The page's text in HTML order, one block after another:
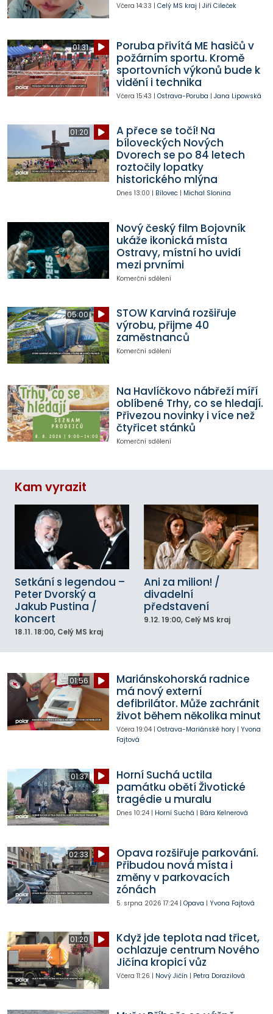
Včera 14:33 | Celý MS kraj | Jiří Cileček
01:31
Poruba přivítá ME hasičů v
požárním sportu. Kromě
sportovních výkonů bude k
vidění i technika
Včera 15:43 | Ostrava-Poruba | Jana Lipowská
01:20
A přece se točí! Na
bíloveckých Nových
Dvorech se po 84 letech
roztočily lopatky
historického mlýna
Dnes 13:00 | Bílovec| Michal Slonina
Nový český film Bojovník
ukáže ikonická místa
Ostravy, místní ho uvidí
mezi prvními
Komerční sdělení
05:00
STOW Karviná rozšiřuje
výrobu, přijme 40
zaměstnanců
Komerční sdělení
Na Havlíčkovo nábřeží míří
oblíbené Trhy, co se hledají.
Přivezou novinky i více než
čtyřicet stánků
Komerční sdělení
Kam vyrazit
Setkání s legendou –
Peter Dvorský a
Jakub Pustina /
koncert
18.11. 18:00, Celý MS kraj
Ani za milion! /
divadelní
představení
9.12. 19:00, Celý MS kraj
01:56
Mariánskohorská radnice
má nový externí
defibrilátor. Může zachránit
život během několika minut
Včera 19:04| Ostrava-Mariánské hory| Yvona
Fajtová
01:37
Horní Suchá uctila
památku obětí Životické
tragédie u muralu
Dnes 10:24| Horní Suchá | Bára Kelnerová
02:33
Opava rozšiřuje parkování.
Přibudou nová místa i
změny v parkovacích
zónách
5. srpna 2026 17:24| Opava | Yvona Fajtová
01:20
Když jde teplota nad třicet,
ochlazuje centrum Nového
Jičína kropicí vůz
Včera 11:26 | Nový Jičín | Petra Dorazilová